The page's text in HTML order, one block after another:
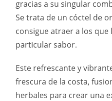
gracias a su singular
Se trata de un cóctel de
consigue atraer a los
particular sabor.
Este refrescante y
frescura de la costa,
herbales para crear una